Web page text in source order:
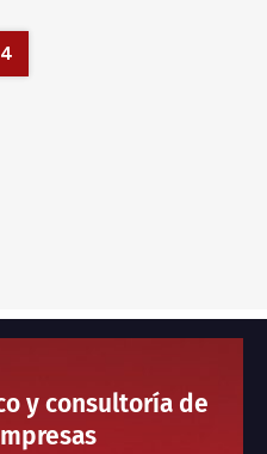
4
y consultoría de